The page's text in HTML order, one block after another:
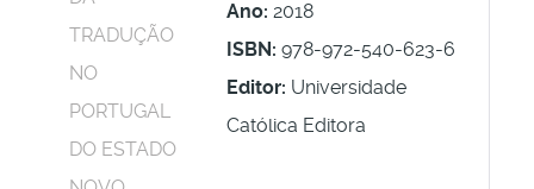
Ano: 2018
ISBN: 978-972-540-623-6
Editor: Universidade
Católica Editora